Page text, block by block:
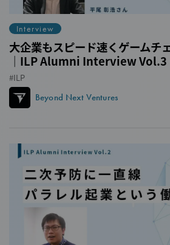
Interview
大企業もスピード速くゲームチ
｜ILP Alumni Interview Vol.3
ILP
Beyond Next Ventures